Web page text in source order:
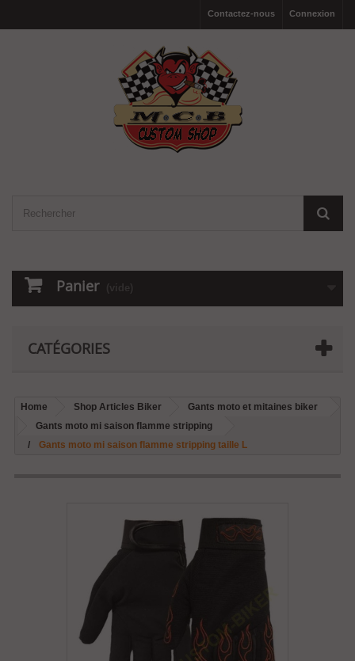
Connexion
Contactez-nous
Panier (vide)
CATÉGORIES
Home Shop Articles Biker
Gants moto et mitaines biker
Gants moto mi saison flamme stripping
Gants moto mi saison flamme stripping taille L